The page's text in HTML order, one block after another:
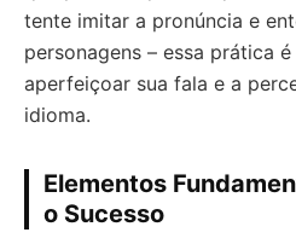
tente imitar a pronúncia e
personagens – essa prática
aperfeiçoar sua fala e a
idioma.
Elementos
o Sucesso